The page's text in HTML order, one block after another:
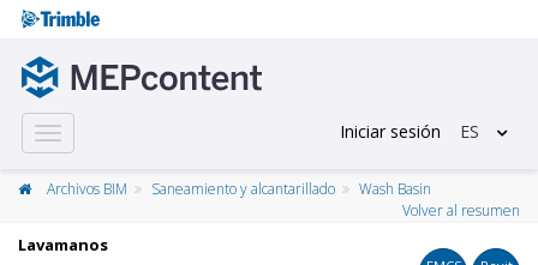
Toggle
navigation
Iniciar sesión ES
Archivos BIM Saneamiento y alcantarillado
Wash Basin
Volver al resumen
Lavamanos